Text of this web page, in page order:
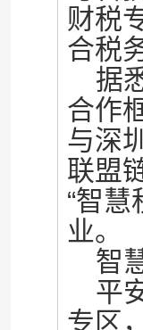
财税
合税
据
合作
与深
联盟
“智
业。
智
平
专区